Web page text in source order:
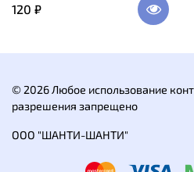
120 ₽
© 2026 Любое использование
разрешения запрещено
ООО "ШАНТИ-ШАНТИ"